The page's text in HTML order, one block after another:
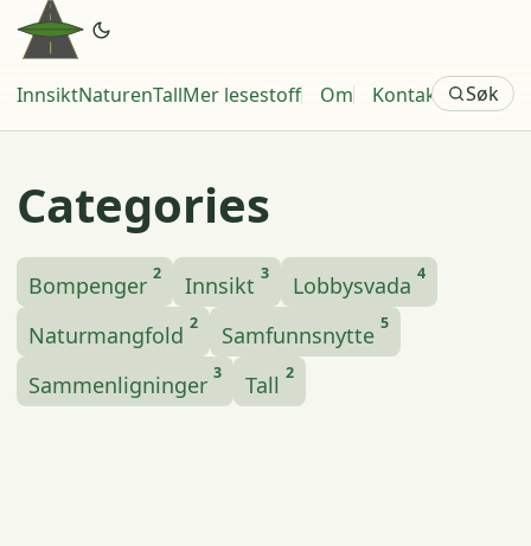
InnsiktNaturenTallMer lesestoff Om Kontakt Søk
Categories
Bompenger 2 Innsikt 3 Lobbysvada 4
Naturmangfold 2 Samfunnsnytte 5
Sammenligninger 3 Tall 2